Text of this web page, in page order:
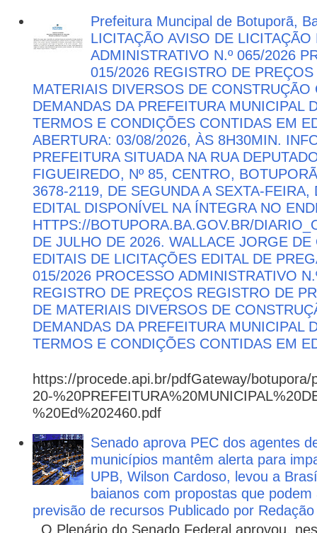
Prefeitura Muncipal de Botuporã,
LICITAÇÃO AVISO DE LICITAÇÃO
ADMINISTRATIVO N.º 065/2026
015/2026 REGISTRO DE
MATERIAIS DIVERSOS DE CONSTRUÇÃO
DEMANDAS DA PREFEITURA MUNICIPAL
TERMOS E CONDIÇÕES CONTIDAS EM
ABERTURA: 03/08/2026, ÀS 8H30MIN.
PREFEITURA SITUADA NA RUA
FIGUEIREDO, Nº 85, CENTRO,
3678-2119, DE SEGUNDA A SEXTA-
EDITAL DISPONÍVEL NA ÍNTEGRA NO
HTTPS://BOTUPORA.BA.GOV.BR/
DE JULHO DE 2026. WALLACE JORGE
EDITAIS DE LICITAÇÕES EDITAL DE
015/2026 PROCESSO ADMINISTRATIVO
REGISTRO DE PREÇOS REGISTRO DE
DE MATERIAIS DIVERSOS DE
DEMANDAS DA PREFEITURA MUNICIPAL
TERMOS E CONDIÇÕES CONTIDAS EM
https://procede.api.br/pdfGateway/
20-
%20Ed%202460.pdf
Senado aprova PEC dos agentes
municípios mantêm alerta para
UPB, Wilson Cardoso, levou a
baianos com propostas que
previsão de recursos Publicado por
O Plenário do Senado Federal aprovou,